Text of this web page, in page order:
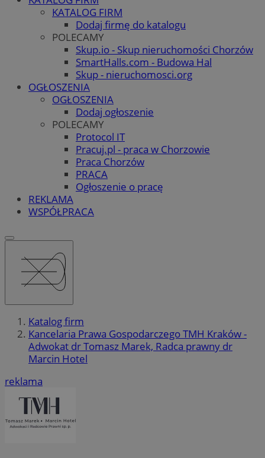
KATALOG FIRM
Dodaj firmę do katalogu
POLECAMY
Skup.io - Skup nieruchomości Chorzów
SmartHalls.com - Budowa Hal
Skup - nieruchomosci.org
OGŁOSZENIA
OGŁOSZENIA
Dodaj ogłoszenie
POLECAMY
Protocol IT
Pracuj.pl - praca w Chorzowie
Praca Chorzów
PRACA
Ogłoszenie o pracę
REKLAMA
WSPÓŁPRACA
Katalog firm
Kancelaria Prawa Gospodarczego TMH Kraków -
Adwokat dr Tomasz Marek, Radca prawny dr
Marcin Hotel
reklama